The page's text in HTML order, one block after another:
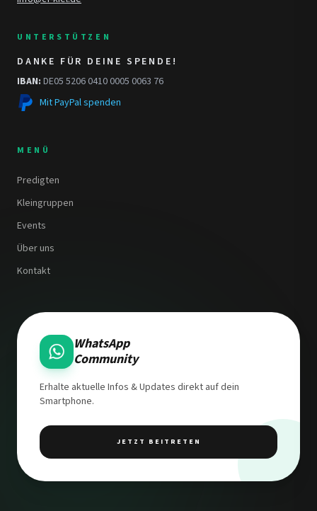
UNTERSTÜTZEN
DANKE FÜR DEINE SPENDE!
IBAN: DE05 5206 0410 0005 0063 76
Mit PayPal spenden
MENÜ
Predigten
Kleingruppen
Events
Über uns
Kontakt
WhatsApp
Community
Erhalte aktuelle Infos & Updates direkt auf dein
Smartphone.
JETZT BEITRETEN